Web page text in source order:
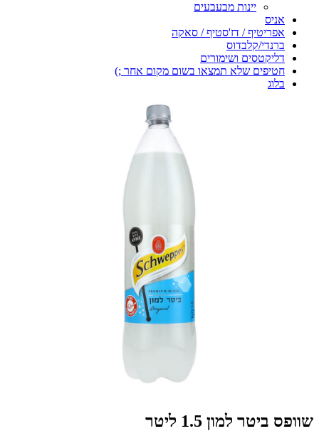
יינות מבעבעים
אניס
אפריטיף / דז'סטיף / סאקה
ברנדי/קלבדוס
דליקטסים ושימורים
חטיפים שלא תמצאו בשום מקום אחר ;)
בלוג
שוופס ביטר למון 1.5 ליטר